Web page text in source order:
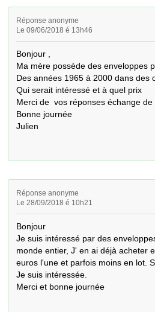
Réponse anonyme
Le 09/06/2018 é 13h46
Bonjour ,
Ma mère possède des enveloppes
Des années 1965 à 2000 dans des
Qui serait intéressé et à quel prix
Merci de  vos réponses échange
Bonne journée
Julien
Réponse anonyme
Le 28/09/2018 é 10h21
Bonjour
Je suis intéressé par des
monde entier, J' en ai déjà acheter
euros l'une et parfois moins en lot.
Je suis intéressée.
Merci et bonne journée